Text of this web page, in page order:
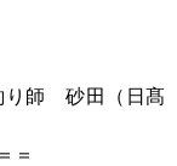
り師 砂田（日髙
＝